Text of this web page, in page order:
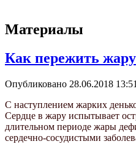
Материалы
Как пережить жару
Опубликовано 28.06.2018 13:51
С наступлением жарких
Сердце в жару испытывает
длительном периоде жары
сердечно-сосудистыми